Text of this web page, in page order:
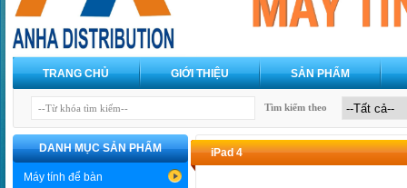
TRANG CHỦ GIỚI THIỆU SẢN PHẨM
Tìm kiếm theo
DANH MỤC SẢN PHẨM
Máy tính để bàn
iPad 4